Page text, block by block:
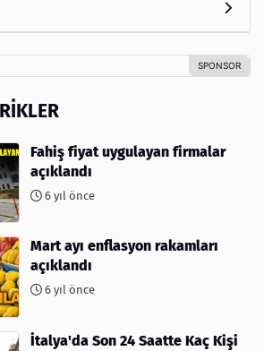
Fahiş fiyat uygulayan firmalar
açıklandı
6 yıl önce
Mart ayı enflasyon rakamları
açıklandı
6 yıl önce
İtalya'da Son 24 Saatte Kaç Kişi